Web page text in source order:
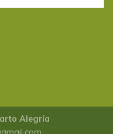
Alegría ·